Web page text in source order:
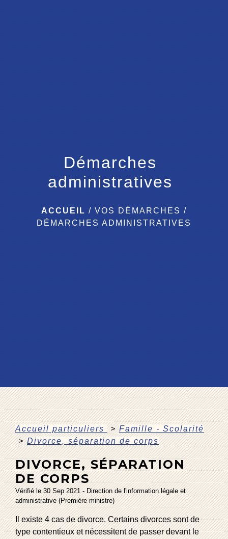
Démarches
administratives
ACCUEIL / VOS DÉMARCHES /
DÉMARCHES ADMINISTRATIVES
Accueil particuliers > Famille - Scolarité
> Divorce, séparation de corps
DIVORCE, SÉPARATION
DE CORPS
Vérifié le 30 Sep 2021 - Direction de l'information légale et
administrative (Première ministre)
Il existe 4 cas de divorce. Certains divorces sont de
type contentieux et nécessitent de passer devant le